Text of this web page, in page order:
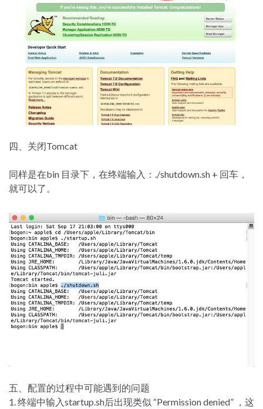
四、关闭Tomcat
同样是在bin 目录下，在终端输入：./shutdown.sh + 回车，
就可以了。
五、配置的过程中可能遇到的问题
1. 终端中输入startup.sh后出现类似 “Permission denied” ，这